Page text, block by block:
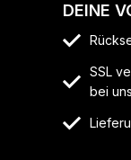
DEINE
SSL
bei